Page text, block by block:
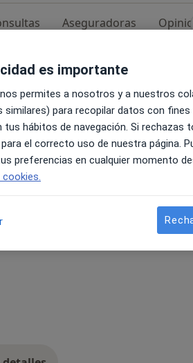
Aseguradoras
que desean entender mejor lo
sus dificultades. Ofrezco un
donde puedas sentirte
respaldado por
a tus necesidades y objetivos,
una alianza terapéutica
es importante
permites a nosotros y a nuestros
similares) para recopilar datos con
tus hábitos de navegación. Si rechazas
el correcto uso de nuestra página.
preferencias en cualquier momento